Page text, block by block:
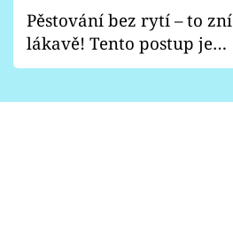
Pěstování bez rytí – to zní
lákavě! Tento postup je
vhodný jen pro některé